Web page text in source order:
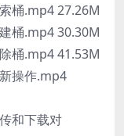
桶.mp4 27.26M
桶.mp4 30.30M
桶.mp4 41.53M
操作.mp4
和下载对